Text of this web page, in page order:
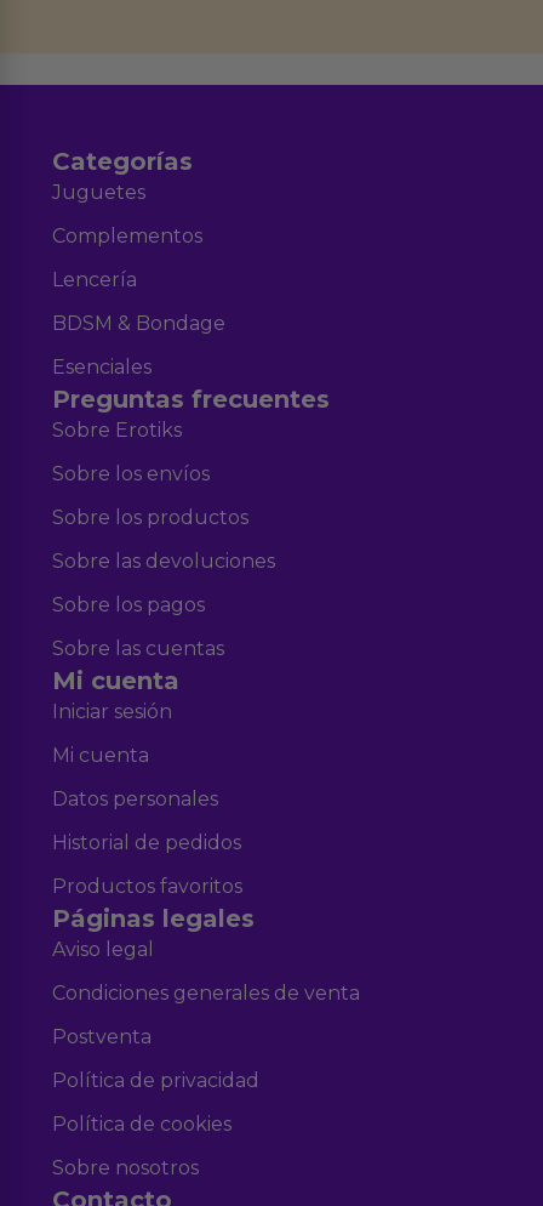
Categorías
Juguetes
Complementos
Lencería
BDSM & Bondage
Esenciales
Preguntas frecuentes
Sobre Erotiks
Sobre los envíos
Sobre los productos
Sobre las devoluciones
Sobre los pagos
Sobre las cuentas
Mi cuenta
Iniciar sesión
Mi cuenta
Datos personales
Historial de pedidos
Productos favoritos
Páginas legales
Aviso legal
Condiciones generales de venta
Postventa
Política de privacidad
Política de cookies
Sobre nosotros
Contacto